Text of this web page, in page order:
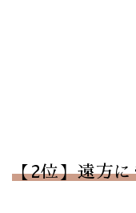
【2位】遠方